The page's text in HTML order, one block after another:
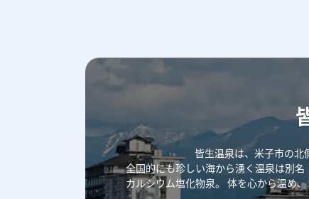
皆生温泉は、米子市の北
全国的にも珍しい海から湧く温泉は別
カルシウム塩化物泉。 体を心から温め